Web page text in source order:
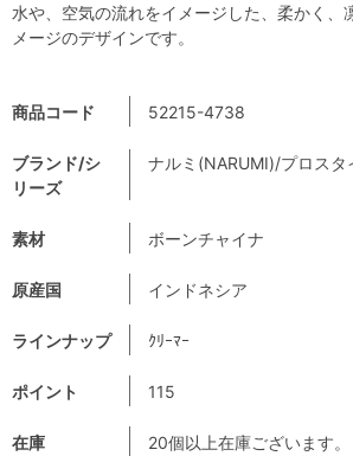
商品コード 52215-4738
ブランド/シ
リーズ
ナルミ(NARUMI)/プロスタ
素材 ボーンチャイナ
原産国 インドネシア
ラインナップ ｸﾘｰﾏｰ
ポイント 115
在庫 20個以上在庫ございます。
水や、空気の流れをイメージした、柔かく、
メージのデザインです。